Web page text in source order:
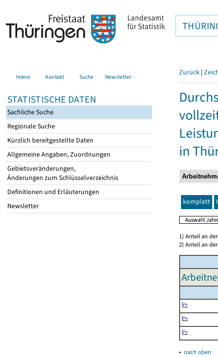
Home Kontakt Suche Newsletter
STATISTISCHE DATEN
Sachliche Suche
Regionale Suche
Kürzlich bereitgestellte Daten
Allgemeine Angaben, Zuordnungen
Gebietsveränderungen,
Änderungen zum Schlüsselverzeichnis
Definitionen und Erläuterungen
Newsletter
Zurück |
in
komplett
1) Anteil an
2) Anteil an
▴ nach oben